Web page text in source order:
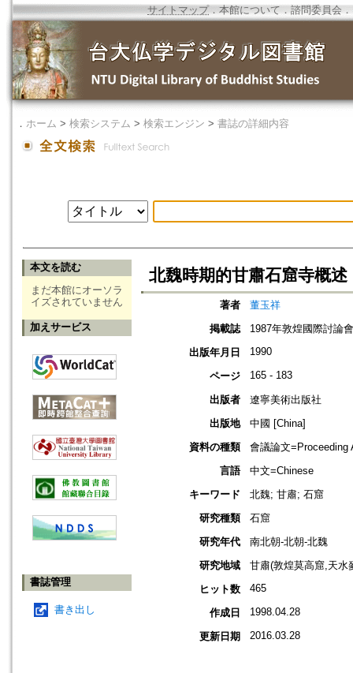
サイトマップ．本館について ． 諮問委員会 ．
． ホーム > 検索システム > 検索エンジン > 書誌の詳細内容
本文を読む
まだ本館にオーソラ
イズされていません
加えサービス
書誌管理
書き出し
北魏時期的甘肅石窟寺概述
著者
董玉祥
掲載誌
1987年敦煌國際討論
出版年月日
1990
ページ 165 - 183
出版者
遼寧美術出版社
出版地
中國 [China]
資料の種類
會議論文=Proceeding
言語
中文=Chinese
キーワード
北魏; 甘肅; 石窟
研究種類
石窟
研究年代
南北朝-北朝-北魏
研究地域
甘肅(敦煌莫高窟,天水
ヒット数
465
作成日 1998.04.28
更新日期 2016.03.28